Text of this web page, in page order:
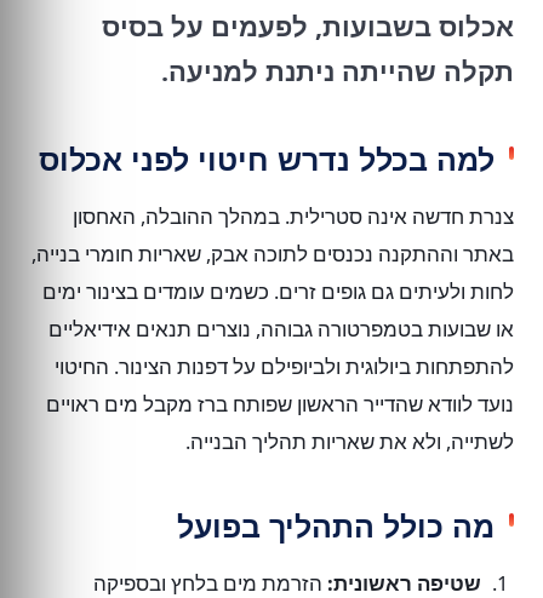
אכלוס בשבועות, לפעמים על בסיס
תקלה שהייתה ניתנת למניעה.
למה בכלל נדרש חיטוי לפני אכלוס
צנרת חדשה אינה סטרילית. במהלך ההובלה, האחסון
באתר וההתקנה נכנסים לתוכה אבק, שאריות חומרי בנייה,
לחות ולעיתים גם גופים זרים. כשמים עומדים בצינור ימים
או שבועות בטמפרטורה גבוהה, נוצרים תנאים אידיאליים
להתפתחות ביולוגית ולביופילם על דפנות הצינור. החיטוי
נועד לוודא שהדייר הראשון שפותח ברז מקבל מים ראויים
לשתייה, ולא את שאריות תהליך הבנייה.
מה כולל התהליך בפועל
שטיפה ראשונית: הזרמת מים בלחץ ובספיקה